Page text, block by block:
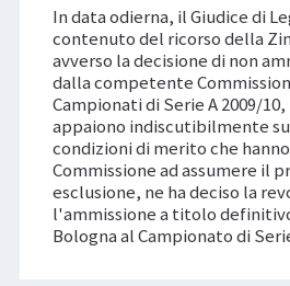
In data odierna, il Giudice di
contenuto del ricorso della
avverso la decisione di non
dalla competente
Campionati di Serie A 2009/
appaiono indiscutibilmente
condizioni di merito che
Commissione ad assumere il
esclusione, ne ha deciso la
l'ammissione a titolo
Bologna al Campionato di